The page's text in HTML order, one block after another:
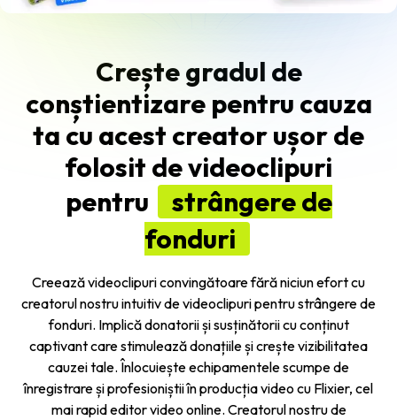
Crește gradul de
conștientizare pentru cauza
ta cu acest creator ușor de
folosit de videoclipuri
pentru
strângere de
fonduri
Creează videoclipuri convingătoare fără niciun efort cu
creatorul nostru intuitiv de videoclipuri pentru strângere de
fonduri. Implică donatorii și susținătorii cu conținut
captivant care stimulează donațiile și crește vizibilitatea
cauzei tale. Înlocuiește echipamentele scumpe de
înregistrare și profesioniștii în producția video cu Flixier, cel
mai rapid editor video online. Creatorul nostru de